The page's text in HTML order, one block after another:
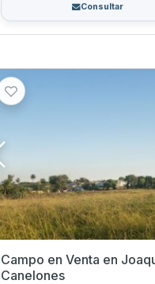
Consultar
Campo en Venta en Joaquín Suárez,
Canelones